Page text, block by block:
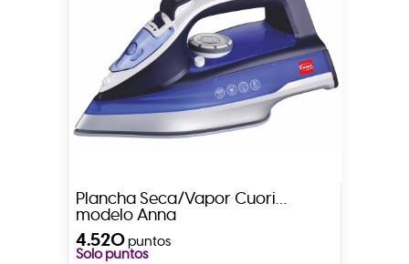
Plancha Seca/Vapor Cuori
modelo Anna
4.520puntos
Solo puntos